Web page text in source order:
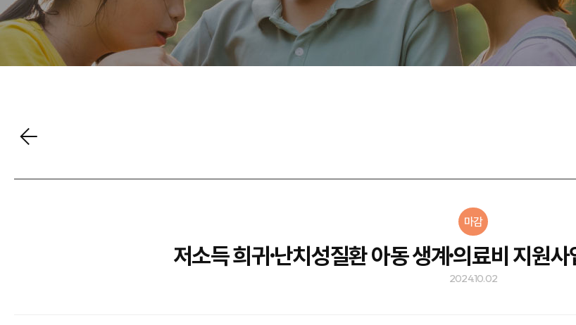
공지사항
마감
저소득 희귀·난치성질환 아동 생계·의료비 지원
2024.10.02